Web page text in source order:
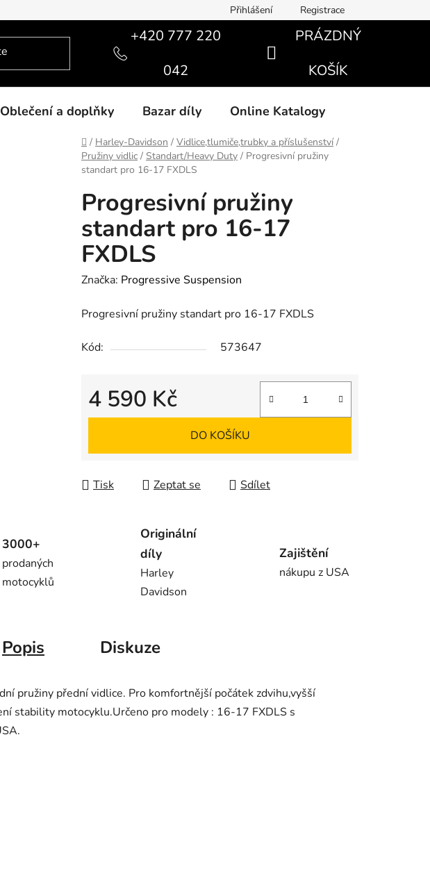
Přihlášení Registrace
+420 777 220
042
NÁKUPNÍ
KOŠÍK
PRÁZDNÝ
KOŠÍK
Oblečení a doplňky Bazar díly Online Katalogy
Domů
/ Harley-Davidson / Vidlice,tlumiče,trubky a příslušenství /
Pružiny vidlic / Standart/Heavy Duty / Progresivní pružiny
standart pro 16-17 FXDLS
Progresivní pružiny
standart pro 16-17
FXDLS
Značka: Progressive Suspension
Progresivní pružiny standart pro 16-17 FXDLS
Kód: 573647
4 590 Kč
Měrná cena:
DO KOŠÍKU
Tisk Zeptat se Sdílet
3000+
prodaných
motocyklů
Originální
díly
Harley
Davidson
Zajištění
nákupu z USA
Popis Diskuze
pružiny přední vidlice. Pro komfortnější počátek zdvihu,vyšší
stability motocyklu.Určeno pro modely : 16-17 FXDLS s